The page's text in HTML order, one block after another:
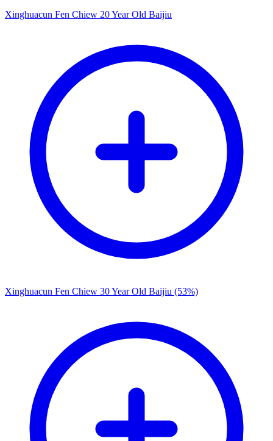
Xinghuacun Fen Chiew 20 Year Old Baijiu
Xinghuacun Fen Chiew 30 Year Old Baijiu (53%)